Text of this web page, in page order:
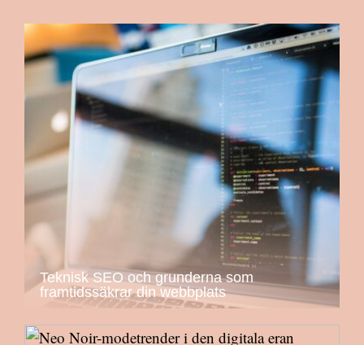
Teknisk SEO och grunderna som
framtidssäkrar din webbplats